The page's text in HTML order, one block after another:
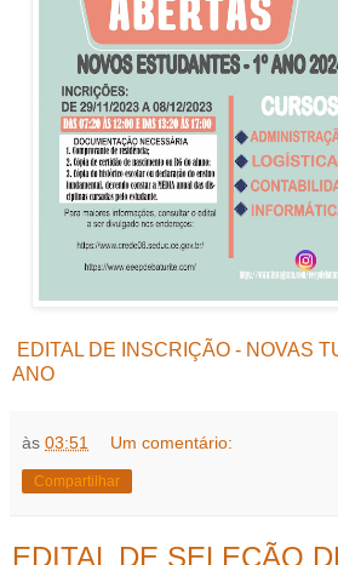
EDITAL DE INSCRIÇÃO - NOVAS
ANO
às 03:51 Um comentário:
Compartilhar
EDITAL DE SELEÇÃO